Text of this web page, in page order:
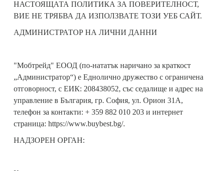
НАСТОЯЩАТА ПОЛИТИКА ЗА ПОВЕРИТЕЛНОСТ,
ВИЕ НЕ ТРЯБВА ДА ИЗПОЛЗВАТЕ ТОЗИ УЕБ САЙТ.
АДМИНИСТРАТОР НА ЛИЧНИ ДАННИ
"Мобтрейд" ЕООД (по-нататък наричано за краткост
„Администратор“) е Еднолично дружество с ограничена
отговорност, с ЕИК: 208438052, със седалище и адрес на
управление в България, гр. София, ул. Орион 31А,
телефон за контакти: + 359 882 010 203 и интернет
страница: https://www.buybest.bg/.
НАДЗОРЕН ОРГАН: